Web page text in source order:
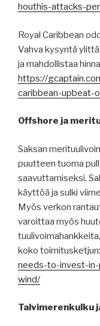
houthis-attacks-
Royal Caribbean
Vahva kysyntä
ja mahdollistaa
https://
caribbean-
Offshore ja
Saksan
puutteen tuoma
saavuttamiseksi.
käyttöä ja sulki
Myös verkon
varoittaa myös
koko toimitusketjun:
needs-to-invest-
wind/
Talvimerenkulku